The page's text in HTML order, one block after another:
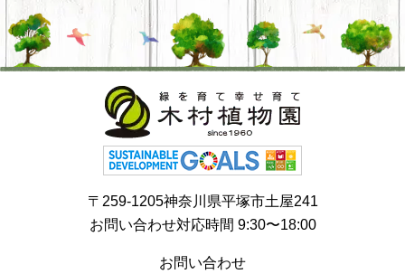
〒259-1205神奈川県平塚市土屋241
お問い合わせ対応時間 9:30〜18:00
お問い合わせ